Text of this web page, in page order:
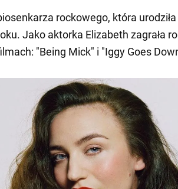
rockowego, która
Jako aktorka Elizabeth zagrała
"Being Mick" i "Iggy Goes